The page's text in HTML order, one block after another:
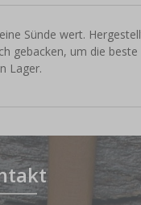
Sünde wert.
gebacken, um die beste
Lager.